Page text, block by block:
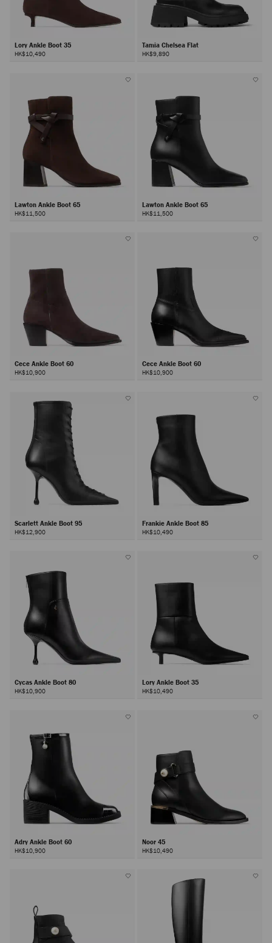
Lory Ankle Boot 35
HK$10,490
Tamia Chelsea Flat
HK$9,890
Lawton Ankle Boot 65
HK$11,500
Lawton Ankle Boot 65
HK$11,500
Cece Ankle Boot 60
HK$10,900
Cece Ankle Boot 60
HK$10,900
Scarlett Ankle Boot 95
HK$12,900
Frankie Ankle Boot 85
HK$10,490
Cycas Ankle Boot 80
HK$10,900
Lory Ankle Boot 35
HK$10,490
Adry Ankle Boot 60
HK$10,900
Noor 45
HK$10,490